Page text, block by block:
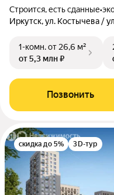
Строится, есть сданные•
Иркутск, ул. Костычева /
1-комн.от 26,6 м²
от 5,3 млн ₽
Позвонить
скидка до 5% 3D-тур